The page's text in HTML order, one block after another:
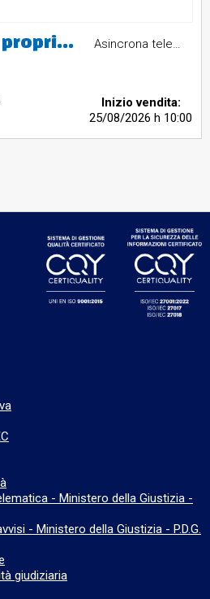
Diritto di piena proprietà dell’immobile sito a Cosenza, in Viale dellaRepubblica, nr. 140g e 140f, riportato nel catasto fabbricati del Comunedi Cosenza al fg. 12 sub 48 (ex).Valore Stimato € 75.000,00 Asincrona telematica
Inizio vendita:
25/08/2026 h 10:00
- Ministero della Giustizia -
- Ministero della Giustizia - P.D.G.
giudiziaria